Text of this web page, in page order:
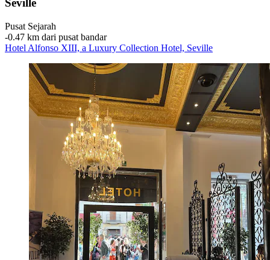
Seville
Pusat Sejarah
‐0.47 km dari pusat bandar
Hotel Alfonso XIII, a Luxury Collection Hotel, Seville